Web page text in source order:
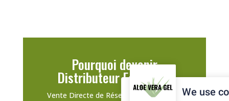
Pourquoi devenir
Distributeur Forever ?
Vente Directe de Réseaux, Complément We use